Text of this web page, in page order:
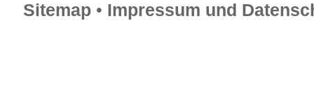
Sitemap • Impressum und